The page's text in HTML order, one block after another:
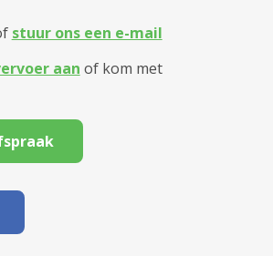
stuur ons een e-mail
aan of kom met